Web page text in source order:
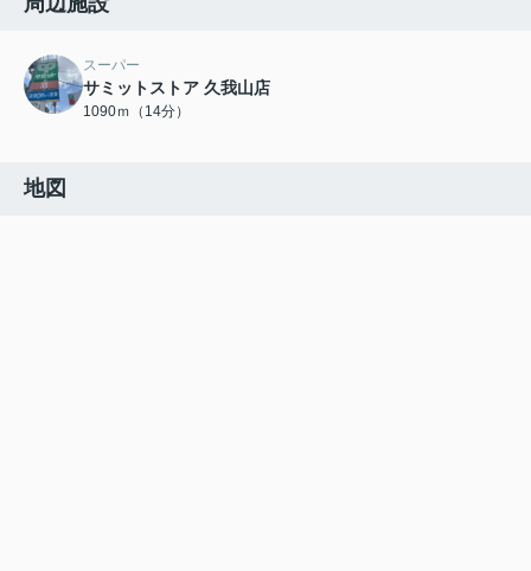
スーパー
サミットストア 久我山店
1090ｍ（14分）
地図